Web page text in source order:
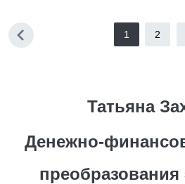
1 2
Татьяна
Денежно-